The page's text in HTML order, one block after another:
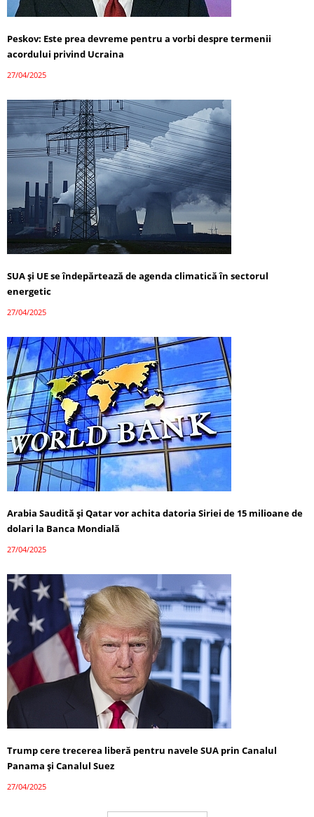
Peskov: Este prea devreme pentru a vorbi despre termenii
acordului privind Ucraina
27/04/2025
SUA și UE se îndepărtează de agenda climatică în sectorul
energetic
27/04/2025
Arabia Saudită și Qatar vor achita datoria Siriei de 15 milioane de
dolari la Banca Mondială
27/04/2025
Trump cere trecerea liberă pentru navele SUA prin Canalul
Panama și Canalul Suez
27/04/2025